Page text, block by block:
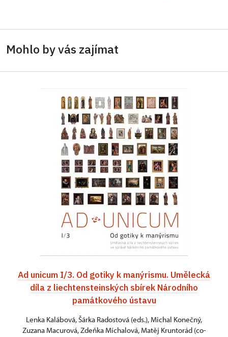
Mohlo by vás zajímat
Ad unicum I/3. Od gotiky k manýrismu. Umělecká
díla z liechtensteinských sbírek Národního
památkového ústavu
Lenka Kalábová, Šárka Radostová (eds.), Michal Konečný,
Zuzana Macurová, Zdeňka Míchalová, Matěj Kruntorád (co-